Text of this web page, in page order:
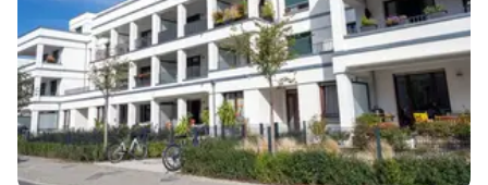
Kaufman & Broad
Ce promoteur propose des logements modernes et
performants énergétiquement, souvent situés dans des
quartiers en plein essor.
Promoteurs locaux